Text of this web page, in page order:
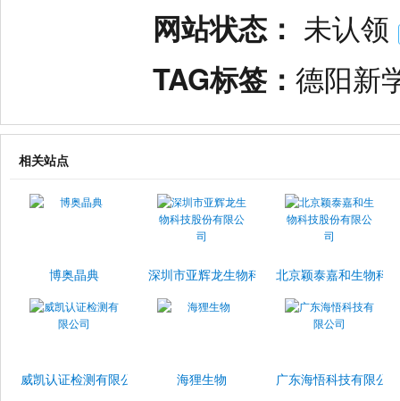
网站状态： 未认领
TAG标签： 德阳新
相关站点
博奥晶典 深圳市亚辉龙生物科技股份有限公司
北京颖泰嘉和生物科
威凯认证检测有限公司 海狸生物 广东海悟科技有限公司